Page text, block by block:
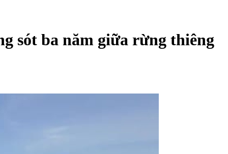
sót ba năm giữa rừng thiêng